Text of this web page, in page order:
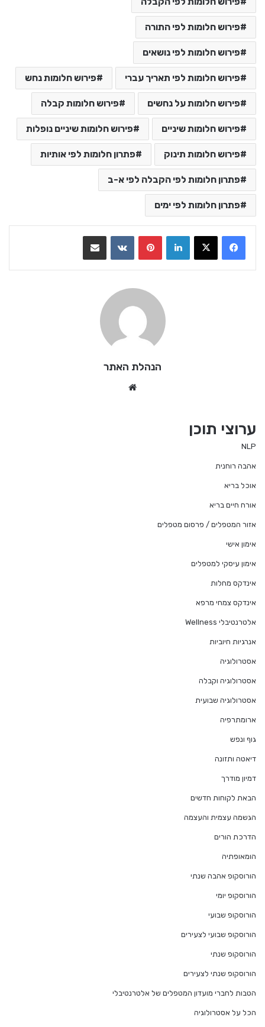
פירוש חלומות לפי התורה
פירוש חלומות לפי נושאים
פירוש חלומות לפי תאריך עברי פירוש חלומות נחש
פירוש חלומות על נחשים פירוש חלומות קבלה
פירוש חלומות שיניים פירוש חלומות שיניים נופלות
פירוש חלומות תינוק פתרון חלומות לפי אותיות
פתרון חלומות לפי הקבלה לפי א-ב
פתרון חלומות לפי ימים
LinkedIn
VKontakte
הנהלת האתר
ערוצי תוכן
NLP
אהבה רוחנית
אוכל בריא
אורח חיים בריא
אזור המטפלים / פרסום מטפלים
אימון אישי
אימון עיסקי למטפלים
אינדקס מחלות
אינדקס צמחי מרפא
אלטרנטיבלי Wellness
אנרגיות חיוביות
אסטרולוגיה
אסטרולוגיה וקבלה
אסטרולוגיה שבועית
ארומתרפיה
גוף ונפש
דיאטה ותזונה
דמיון מודרך
הבאת לקוחות חדשים
הגשמה עצמית והעצמה
הדרכת הורים
הומאופתיה
הורוסקופ אהבה שנתי
הורוסקופ יומי
הורוסקופ שבועי
הורוסקופ שבועי לצעירים
הורוסקופ שנתי
הורוסקופ שנתי לצעירים
הטבות לחברי מועדון המטפלים של אלטרנטיבלי
הכל על אסטרולוגיה